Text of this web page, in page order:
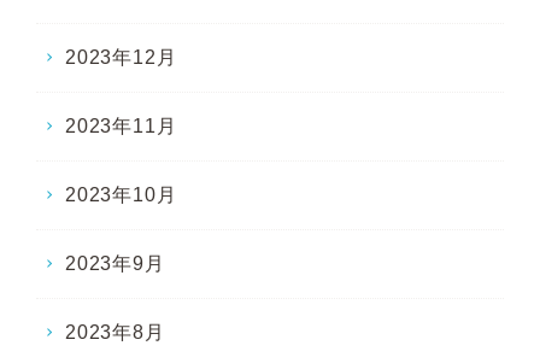
2023年12月
2023年11月
2023年10月
2023年9月
2023年8月